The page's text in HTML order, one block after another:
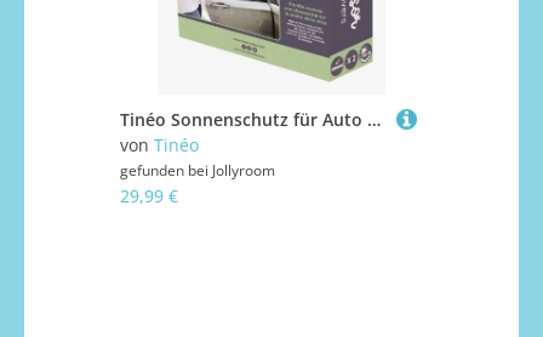
Tinéo Sonnenschutz für Auto 2er-Pack
von Tinéo
gefunden bei Jollyroom
29,99 €